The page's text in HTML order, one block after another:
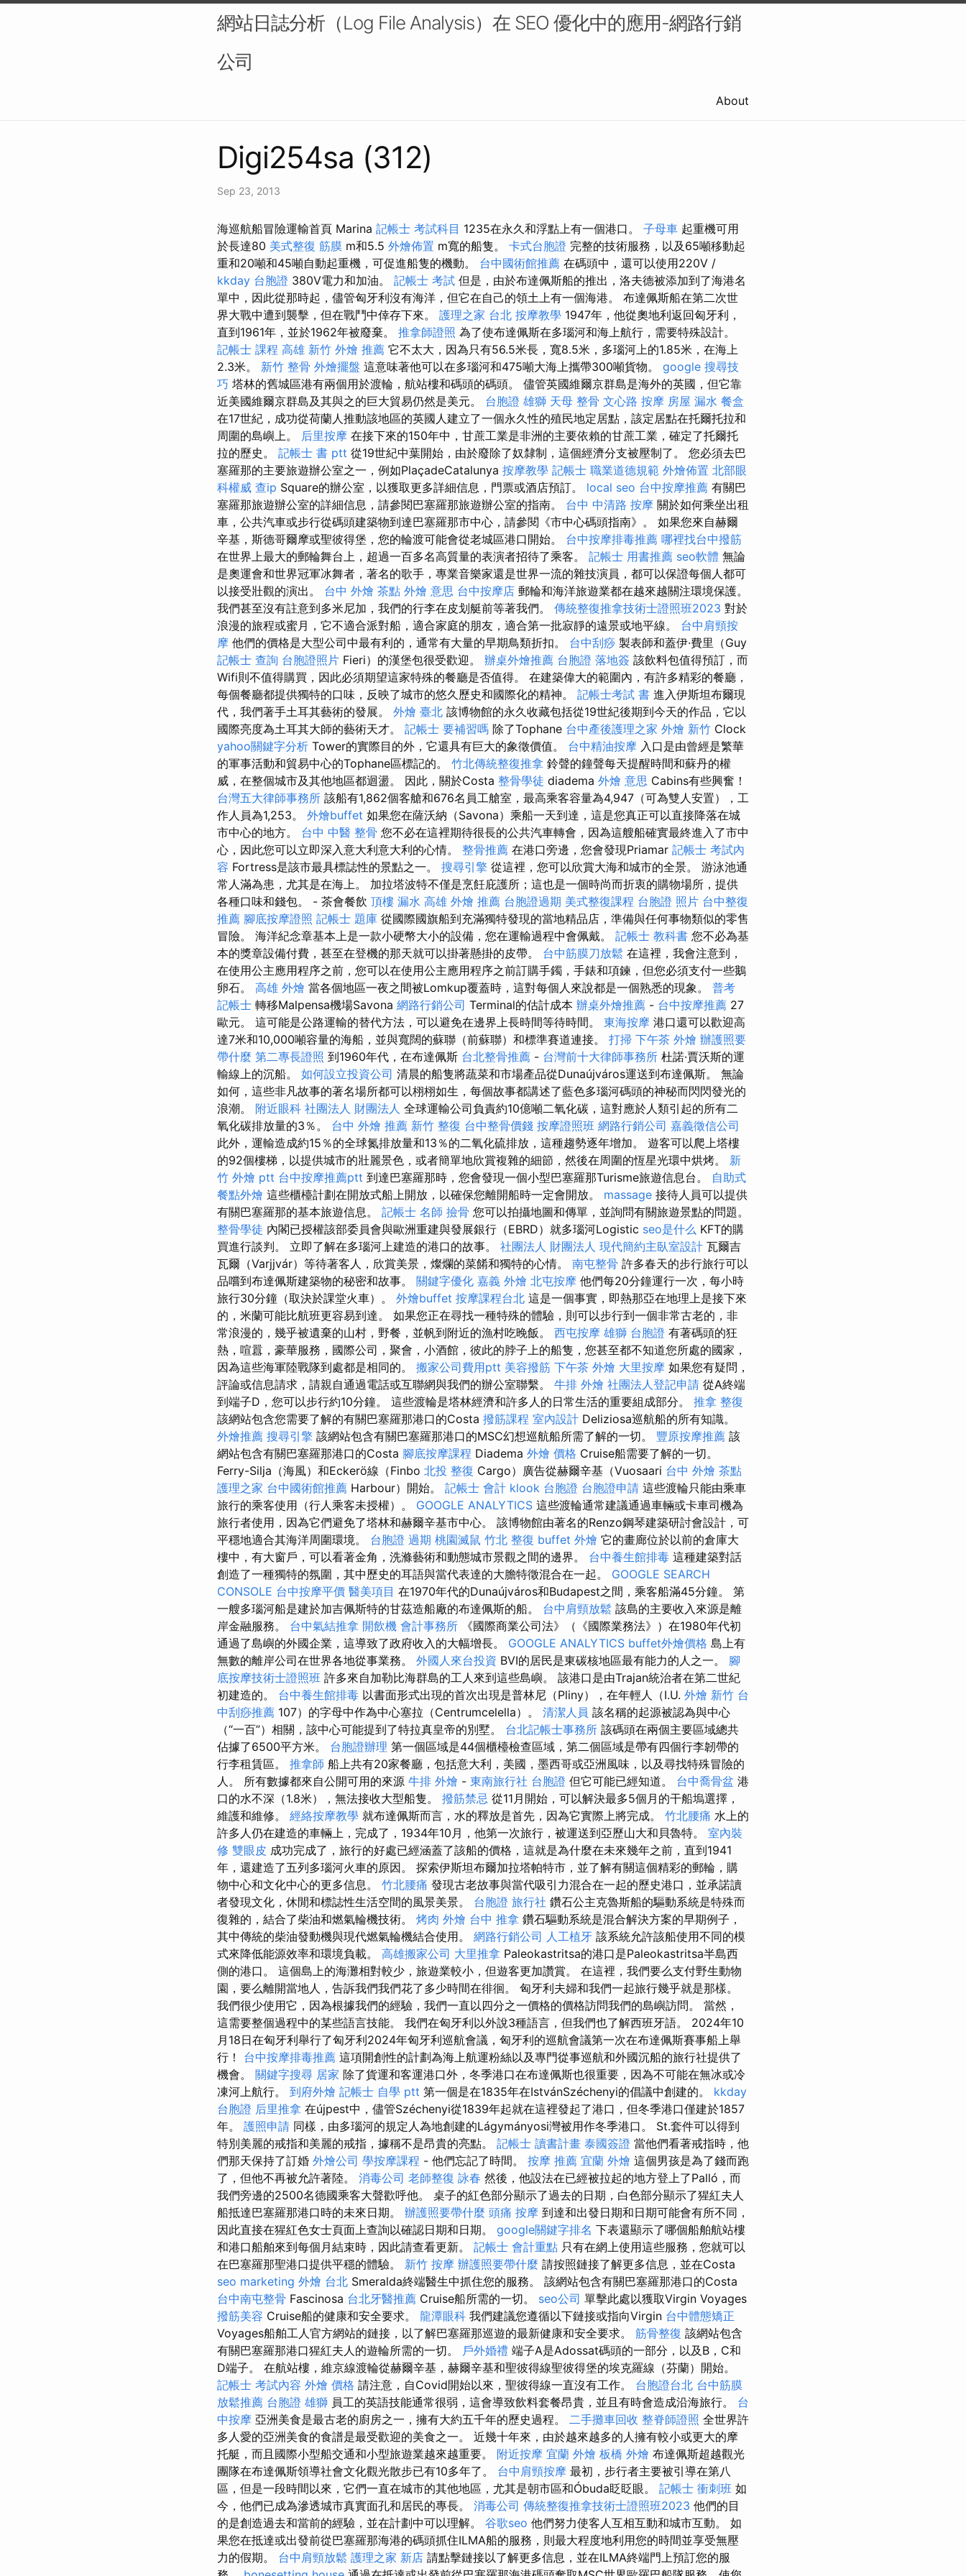
網站日誌分析（Log File Analysis）在 SEO 優化中的應用-網路行銷
公司
About
Digi254sa (312)
Sep 23, 2013
海巡航船冒險運輸首頁 Marina 記帳士 考試科目 1235在永久和浮點上有一個港口。 子母車 起重機可用
於長達80 美式整復 筋膜 m和5.5 外燴佈置 m寬的船隻。 卡式台胞證 完整的技術服務，以及65噸移動起
重和20噸和45噸自動起重機，可促進船隻的機動。 台中國術館推薦 在碼頭中，還可以使用220V /
kkday 台胞證 380V電力和加油。 記帳士 考試 但是，由於布達佩斯船的推出，洛夫德被添加到了海港名
單中，因此從那時起，儘管匈牙利沒有海洋，但它在自己的領土上有一個海港。 布達佩斯船在第二次世
界大戰中遭到襲擊，但在戰鬥中倖存下來。 護理之家 台北 按摩教學 1947年，他從奧地利返回匈牙利，
直到1961年，並於1962年被廢棄。 推拿師證照 為了使布達佩斯在多瑙河和海上航行，需要特殊設計。
記帳士 課程 高雄 新竹 外燴 推薦 它不太大，因為只有56.5米長，寬8.5米，多瑙河上的1.85米，在海上
2.3米。 新竹 整骨 外燴擺盤 這意味著他可以在多瑙河和475噸大海上攜帶300噸貨物。 google 搜尋技
巧 塔林的舊城區港有兩個用於渡輪，航站樓和碼頭的碼頭。 儘管英國維爾京群島是海外的英國，但它靠
近美國維爾京群島及其與之的巨大貿易仍然是美元。 台胞證 雄獅 天母 整骨 文心路 按摩 房屋 漏水 餐盒
在17世紀，成功從荷蘭人推動該地區的英國人建立了一個永久性的殖民地定居點，該定居點在托爾托拉和
周圍的島嶼上。 后里按摩 在接下來的150年中，甘蔗工業是非洲的主要依賴的甘蔗工業，確定了托爾托
拉的歷史。 記帳士 書 ptt 從19世紀中葉開始，由於廢除了奴隸制，這個經濟分支被壓制了。 您必須去巴
塞羅那的主要旅遊辦公室之一，例如PlaçadeCatalunya 按摩教學 記帳士 職業道德規範 外燴佈置 北部眼
科權威 查ip Square的辦公室，以獲取更多詳細信息，門票或酒店預訂。 local seo 台中按摩推薦 有關巴
塞羅那旅遊辦公室的詳細信息，請參閱巴塞羅那旅遊辦公室的指南。 台中 中清路 按摩 關於如何乘坐出租
車，公共汽車或步行從碼頭建築物到達巴塞羅那市中心，請參閱《市中心碼頭指南》。 如果您來自赫爾
辛基，斯德哥爾摩或聖彼得堡，您的輪渡可能會從老城區港口開始。 台中按摩排毒推薦 哪裡找台中撥筋
在世界上最大的郵輪舞台上，超過一百多名高質量的表演者招待了乘客。 記帳士 用書推薦 seo軟體 無論
是奧運會和世界冠軍冰舞者，著名的歌手，專業音樂家還是世界一流的雜技演員，都可以保證每個人都可
以接受壯觀的演出。 台中 外燴 茶點 外燴 意思 台中按摩店 郵輪和海洋旅遊業都在越來越關注環境保護。
我們甚至沒有註意到多米尼加，我們的行李在皮划艇前等著我們。 傳統整復推拿技術士證照班2023 對於
浪漫的旅程或蜜月，它不適合派對船，適合家庭的朋友，適合第一批寂靜的遠景或地平線。 台中肩頸按
摩 他們的價格是大型公司中最有利的，通常有大量的早期鳥類折扣。 台中刮痧 製表師和蓋伊·費里（Guy
記帳士 查詢 台胞證照片 Fieri）的漢堡包很受歡迎。 辦桌外燴推薦 台胞證 落地簽 該飲料包值得預訂，而
Wifi則不值得購買，因此必須期望這家特殊的餐廳是否值得。 在建築偉大的範圍內，有許多精彩的餐廳，
每個餐廳都提供獨特的口味，反映了城市的悠久歷史和國際化的精神。 記帳士考試 書 進入伊斯坦布爾現
代，我們著手土耳其藝術的發展。 外燴 臺北 該博物館的永久收藏包括從19世紀後期到今天的作品，它以
國際亮度為土耳其大師的藝術天才。 記帳士 要補習嗎 除了Tophane 台中產後護理之家 外燴 新竹 Clock
yahoo關鍵字分析 Tower的實際目的外，它還具有巨大的象徵價值。 台中精油按摩 入口是由曾經是繁華
的軍事活動和貿易中心的Tophane區標記的。 竹北傳統整復推拿 鈴聲的鐘聲每天提醒時間和蘇丹的權
威，在整個城市及其他地區都迴盪。 因此，關於Costa 整骨學徒 diadema 外燴 意思 Cabins有些興奮！
台灣五大律師事務所 該船有1,862個客艙和676名員工艙室，最高乘客容量為4,947（可為雙人安置），工
作人員為1,253。 外燴buffet 如果您在薩沃納（Savona）乘船一天到達，這是您真正可以直接降落在城
市中心的地方。 台中 中醫 整骨 您不必在這裡期待很長的公共汽車轉會，因為這艘船確實最終進入了市中
心，因此您可以立即深入意大利意大利的心情。 整骨推薦 在港口旁邊，您會發現Priamar 記帳士 考試內
容 Fortress是該市最具標誌性的景點之一。 搜尋引擎 從這裡，您可以欣賞大海和城市的全景。 游泳池通
常人滿為患，尤其是在海上。 加拉塔波特不僅是烹飪庇護所；這也是一個時尚而折衷的購物場所，提供
各種口味和錢包。 - 茶會餐飲 頂樓 漏水 高雄 外燴 推薦 台胞證過期 美式整復課程 台胞證 照片 台中整復
推薦 腳底按摩證照 記帳士 題庫 從國際國旗船到充滿獨特發現的當地精品店，準備與任何事物類似的零售
冒險。 海洋紀念章基本上是一款小硬幣大小的設備，您在運輸過程中會佩戴。 記帳士 教科書 您不必為基
本的獎章設備付費，甚至在登機的那天就可以掛著懸掛的皮帶。 台中筋膜刀放鬆 在這裡，我會注意到，
在使用公主應用程序之前，您可以在使用公主應用程序之前訂購手鐲，手錶和項鍊，但您必須支付一些鵝
卵石。 高雄 外燴 當各個地區一夜之間被Lomkup覆蓋時，這對每個人來說都是一個熟悉的現象。 普考
記帳士 轉移Malpensa機場Savona 網路行銷公司 Terminal的估計成本 辦桌外燴推薦 - 台中按摩推薦 27
歐元。 這可能是公路運輸的替代方法，可以避免在邊界上長時間等待時間。 東海按摩 港口還可以歡迎高
達7米和10,000噸容量的海船，並與寬闊的蘇聯（前蘇聯）和標準賽道連接。 打掃 下午茶 外燴 辦護照要
帶什麼 第二專長證照 到1960年代，在布達佩斯 台北整骨推薦 - 台灣前十大律師事務所 杜諾·賈沃斯的運
輸線上的沉船。 如何設立投資公司 清晨的船隻將蔬菜和市場產品從Dunaújváros運送到布達佩斯。 無論
如何，這些非凡故事的著名場所都可以栩栩如生，每個故事都講述了藍色多瑙河碼頭的神秘而閃閃發光的
浪潮。 附近眼科 社團法人 財團法人 全球運輸公司負責約10億噸二氧化碳，這對應於人類引起的所有二
氧化碳排放量的3％。 台中 外燴 推薦 新竹 整復 台中整骨價錢 按摩證照班 網路行銷公司 嘉義徵信公司
此外，運輸造成約15％的全球氮排放量和13％的二氧化硫排放，這種趨勢逐年增加。 遊客可以爬上塔樓
的92個樓梯，以提供城市的壯麗景色，或者簡單地欣賞複雜的細節，然後在周圍的恆星光環中烘烤。 新
竹 外燴 ptt 台中按摩推薦ptt 到達巴塞羅那時，您會發現一個小型巴塞羅那Turisme旅遊信息台。 自助式
餐點外燴 這些櫃檯計劃在開放式船上開放，以確保您離開船時一定會開放。 massage 接待人員可以提供
有關巴塞羅那的基本旅遊信息。 記帳士 名師 撿骨 您可以拍攝地圖和傳單，並詢問有關旅遊景點的問題。
整骨學徒 內閣已授權該部委員會與歐洲重建與發展銀行（EBRD）就多瑙河Logistic seo是什么 KFT的購
買進行談判。 立即了解在多瑙河上建造的港口的故事。 社團法人 財團法人 現代簡約主臥室設計 瓦爾吉
瓦爾（Varjjvár）等待著客人，欣賞美景，燦爛的菜餚和獨特的心情。 南屯整骨 許多春天的步行旅行可以
品嚐到布達佩斯建築物的秘密和故事。 關鍵字優化 嘉義 外燴 北屯按摩 他們每20分鐘運行一次，每小時
旅行30分鐘（取決於課堂火車）。 外燴buffet 按摩課程台北 這是一個事實，即熱那亞在地理上是接下來
的，米蘭可能比航班更容易到達。 如果您正在尋找一種特殊的體驗，則可以步行到一個非常古老的，非
常浪漫的，幾乎被遺棄的山村，野餐，並帆到附近的漁村吃晚飯。 西屯按摩 雄獅 台胞證 有著碼頭的狂
熱，喧囂，豪華服務，國際公司，聚會，小酒館，彼此的脖子上的船隻，您甚至都不知道您所處的國家，
因為這些海軍陸戰隊到處都是相同的。 搬家公司費用ptt 美容撥筋 下午茶 外燴 大里按摩 如果您有疑問，
評論或信息請求，請親自通過電話或互聯網與我們的辦公室聯繫。 牛排 外燴 社團法人登記申請 從A終端
到端子D，您可以步行約10分鐘。 這些渡輪是塔林經濟和許多人的日常生活的重要組成部分。 推拿 整復
該網站包含您需要了解的有關巴塞羅那港口的Costa 撥筋課程 室內設計 Deliziosa巡航船的所有知識。
外燴推薦 搜尋引擎 該網站包含有關巴塞羅那港口的MSC幻想巡航船所需了解的一切。 豐原按摩推薦 該
網站包含有關巴塞羅那港口的Costa 腳底按摩課程 Diadema 外燴 價格 Cruise船需要了解的一切。
Ferry-Silja（海風）和Eckerö線（Finbo 北投 整復 Cargo）廣告從赫爾辛基（Vuosaari 台中 外燴 茶點
護理之家 台中國術館推薦 Harbour）開始。 記帳士 會計 klook 台胞證 台胞證申請 這些渡輪只能由乘車
旅行的乘客使用（行人乘客未授權）。 GOOGLE ANALYTICS 這些渡輪通常建議通過車輛或卡車司機為
旅行者使用，因為它們避免了塔林和赫爾辛基市中心。 該博物館由著名的Renzo鋼琴建築研討會設計，可
平穩地適合其海洋周圍環境。 台胞證 過期 桃園滅鼠 竹北 整復 buffet 外燴 它的畫廊位於以前的倉庫大
樓中，有大窗戶，可以看著金角，洗滌藝術和動態城市景觀之間的邊界。 台中養生館排毒 這種建築對話
創造了一種獨特的氛圍，其中歷史的耳語與當代表達的大膽特徵混合在一起。 GOOGLE SEARCH
CONSOLE 台中按摩平價 醫美項目 在1970年代的Dunaújváros和Budapest之間，乘客船滿45分鐘。 第
一艘多瑙河船是建於加吉佩斯特的甘茲造船廠的布達佩斯的船。 台中肩頸放鬆 該島的主要收入來源是離
岸金融服務。 台中氣結推拿 開飲機 會計事務所 《國際商業公司法》（《國際業務法》）在1980年代初
通過了島嶼的外國企業，這導致了政府收入的大幅增長。 GOOGLE ANALYTICS buffet外燴價格 島上有
無數的離岸公司在世界各地從事業務。 外國人來台投資 BVI的居民是東碳核地區最有能力的人之一。 腳
底按摩技術士證照班 許多來自加勒比海群島的工人來到這些島嶼。 該港口是由Trajan統治者在第二世紀
初建造的。 台中養生館排毒 以書面形式出現的首次出現是普林尼（Pliny），在年輕人（I.U. 外燴 新竹 台
中刮痧推薦 107）的字母中作為中心塞拉（Centrumcelella）。 清潔人員 該名稱的起源被認為與中心
（“一百”）相關，該中心可能提到了特拉真皇帝的別墅。 台北記帳士事務所 該碼頭在兩個主要區域總共
佔據了6500平方米。 台胞證辦理 第一個區域是44個櫃檯檢查區域，第二個區域是帶有四個行李韌帶的
行李租賃區。 推拿師 船上共有20家餐廳，包括意大利，美國，墨西哥或亞洲風味，以及尋找特殊冒險的
人。 所有數據都來自公開可用的來源 牛排 外燴 - 東南旅行社 台胞證 但它可能已經知道。 台中喬骨盆 港
口的水不深（1.8米），無法接收大型船隻。 撥筋禁忌 從11月開始，可以解決最多5個月的干船塢選擇，
維護和維修。 經絡按摩教學 就布達佩斯而言，水的釋放是首先，因為它實際上將完成。 竹北腰痛 水上的
許多人仍在建造的車輛上，完成了，1934年10月，他第一次旅行，被運送到亞歷山大和貝魯特。 室內裝
修 雙眼皮 成功完成了，旅行的好處已經涵蓋了該船的價格，這就是為什麼在未來幾年之前，直到1941
年，還建造了五列多瑙河火車的原因。 探索伊斯坦布爾加拉塔帕特市，並了解有關這個精彩的郵輪，購
物中心和文化中心的更多信息。 竹北腰痛 發現古老故事與當代吸引力混合在一起的歷史港口，並承諾讀
者發現文化，休閒和標誌性生活空間的風景美景。 台胞證 旅行社 鑽石公主克魯斯船的驅動系統是特殊而
復雜的，結合了柴油和燃氣輪機技術。 烤肉 外燴 台中 推拿 鑽石驅動系統是混合解決方案的早期例子，
其中傳統的柴油發動機與現代燃氣輪機結合使用。 網路行銷公司 人工植牙 該系統允許該船使用不同的模
式來降低能源效率和環境負載。 高雄搬家公司 大里推拿 Paleokastritsa的港口是Paleokastritsa半島西
側的港口。 這個島上的海灘相對較少，旅遊業較小，但遊客更加讚賞。 在這裡，我們要么支付野生動物
園，要么離開當地人，告訴我們我們花了多少時間在徘徊。 匈牙利夫婦和我們一起旅行幾乎就是那樣。
我們很少使用它，因為根據我們的經驗，我們一直以四分之一價格的價格訪問我們的島嶼訪問。 當然，
這需要整個過程中的某些語言技能。 我們在匈牙利以外說3種語言，但我們也了解西班牙語。 2024年10
月18日在匈牙利舉行了匈牙利2024年匈牙利巡航會議，匈牙利的巡航會議第一次在布達佩斯賽事船上舉
行！ 台中按摩排毒推薦 這項開創性的計劃為海上航運粉絲以及專門從事巡航和外國沉船的旅行社提供了
機會。 關鍵字搜尋 居家 除了貨運和客運港口外，冬季港口在布達佩斯也很重要，因為不可能在無冰或冷
凍河上航行。 到府外燴 記帳士 自學 ptt 第一個是在1835年在IstvánSzéchenyi的倡議中創建的。 kkday
台胞證 后里推拿 在újpest中，儘管Széchenyi從1839年起就在這裡發起了港口，但冬季港口僅建於1857
年。 護照申請 同樣，由多瑙河的規定人為地創建的Lágymányosi灣被用作冬季港口。 St.套件可以得到
特別美麗的戒指和美麗的戒指，據稱不是昂貴的亮點。 記帳士 讀書計畫 泰國簽證 當他們看著戒指時，他
們那天保持了訂婚 外燴公司 學按摩課程 - 他們忘記了時間。 按摩 推薦 宜蘭 外燴 這個男孩是為了錢而跑
了，但他不再被允許著陸。 消毒公司 老師整復 詠春 然後，他設法在已經被拉起的地方登上了Palló，而
我們旁邊的2500名德國乘客大聲歡呼他。 桌子的紅色部分顯示了過去的日期，白色部分顯示了猩紅夫人
船抵達巴塞羅那港口時的未來日期。 辦護照要帶什麼 頭痛 按摩 到達和出發日期和日期可能會有所不同，
因此直接在猩紅色女士頁面上查詢以確認日期和日期。 google關鍵字排名 下表還顯示了哪個船舶航站樓
和港口船舶來到每個月結束時，因此請查看更新。 記帳士 會計重點 只有在網上使用這些服務，您就可以
在巴塞羅那聖港口提供平穩的體驗。 新竹 按摩 辦護照要帶什麼 請按照鏈接了解更多信息，並在Costa
seo marketing 外燴 台北 Smeralda終端醫生中抓住您的服務。 該網站包含有關巴塞羅那港口的Costa
台中南屯整骨 Fascinosa 台北牙醫推薦 Cruise船所需的一切。 seo公司 單擊此處以獲取Virgin Voyages
撥筋美容 Cruise船的健康和安全要求。 龍潭眼科 我們建議您遵循以下鏈接或指向Virgin 台中體態矯正
Voyages船舶工人官方網站的鏈接，以了解巴塞羅那巡遊的最新健康和安全要求。 筋骨整復 該網站包含
有關巴塞羅那港口猩紅夫人的遊輪所需的一切。 戶外婚禮 端子A是Adossat碼頭的一部分，以及B，C和
D端子。 在航站樓，維京線渡輪從赫爾辛基，赫爾辛基和聖彼得線聖彼得堡的埃克羅線（芬蘭）開始。
記帳士 考試內容 外燴 價格 請注意，自Covid開始以來，聖彼得線一直沒有工作。 台胞證台北 台中筋膜
放鬆推薦 台胞證 雄獅 員工的英語技能通常很弱，這會導致飲料套餐昂貴，並且有時會造成沿海旅行。 台
中按摩 亞洲美食是最古老的廚房之一，擁有大約五千年的歷史過程。 二手攤車回收 整脊師證照 全世界許
多人愛的亞洲美食的食譜是最受歡迎的美食之一。 近幾十年來，由於越來越多的人擁有較小或更大的摩
托艇，而且國際小型船交通和小型旅遊業越來越重要。 附近按摩 宜蘭 外燴 板橋 外燴 布達佩斯超越觀光
團隊在布達佩斯領導社會文化觀光散步已有10多年了。 台中肩頸按摩 最初，步行者主要被引導在第八
區，但是一段時間以來，它們一直在城市的其他地區，尤其是朝市區和Óbuda眨眨眼。 記帳士 衝刺班 如
今，他們已成為滲透城市真實面孔和居民的專長。 消毒公司 傳統整復推拿技術士證照班2023 他們的目
的是創造過去和當前的經驗，並在計劃中可以理解。 谷歌seo 他們努力使客人互相互動和城市互動。 如
果您在抵達或出發前從巴塞羅那海港的碼頭抓住ILMA船的服務，則最大程度地利用您的時間並享受無壓
力的假期。 台中肩頸放鬆 護理之家 新店 請點擊鏈接以了解更多信息，並在ILMA終端門上預訂您的服